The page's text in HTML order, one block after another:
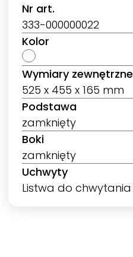
Nr art.
333-000000022
Kolor
Wymiary zewnętrzne
525 x 455 x 165 mm
Podstawa
zamknięty
Boki
zamknięty
Uchwyty
Listwa do chwytania